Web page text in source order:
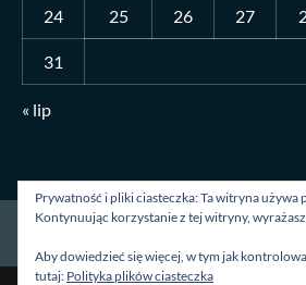
24 25 26 27
31
« lip
Strona główna O mnie
Prywatność i pliki ciasteczka: Ta witryna używa
Kontynuując korzystanie z tej witryny,
Aby dowiedzieć się więcej, w tym jak
tutaj: Polityka plików ciasteczka